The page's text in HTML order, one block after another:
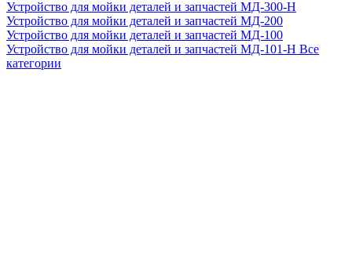
Устройство для мойки деталей и запчастей МД-300-H
Устройство для мойки деталей и запчастей МД-200
Устройство для мойки деталей и запчастей МД-100
Устройство для мойки деталей и запчастей МД-101-Н Все
категории